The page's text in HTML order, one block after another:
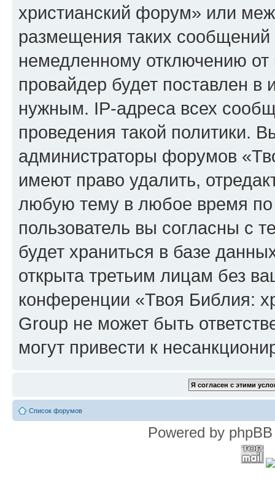
христианский форум» или
размещения таких
немедленному отключению
провайдер будет поставлен в
нужным. IP-адреса всех
проведения такой политики.
администраторы форумов
имеют право удалить,
любую тему в любое время
пользователь вы согласны с
будет храниться в базе
открыта третьим лицам без
конференции «Твоя Библия:
Group не может быть
могут привести к
Список форумов
Powered by